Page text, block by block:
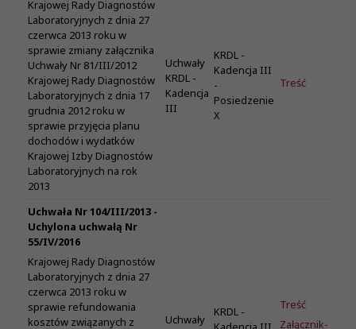
Krajowej Rady Diagnostów
Laboratoryjnych z dnia 27
czerwca 2013 roku w
sprawie zmiany załącznika
Uchwały Nr 81/III/2012
Krajowej Rady Diagnostów
Laboratoryjnych z dnia 17
grudnia 2012 roku w
sprawie przyjęcia planu
dochodów i wydatków
Krajowej Izby Diagnostów
Laboratoryjnych na rok
2013
Uchwały
KRDL -
Kadencja
III
KRDL -
Kadencja III
-
Posiedzenie
X
Treść
Uchwała Nr 104/III/2013 -
Uchylona uchwałą Nr
55/IV/2016
Krajowej Rady Diagnostów
Laboratoryjnych z dnia 27
czerwca 2013 roku w
sprawie refundowania
kosztów związanych z
Uchwały
KRDL -
Treść
Załącznik-